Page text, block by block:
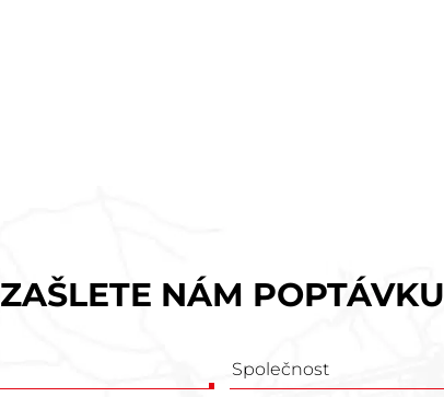
ZAŠLETE NÁM POPTÁVKU